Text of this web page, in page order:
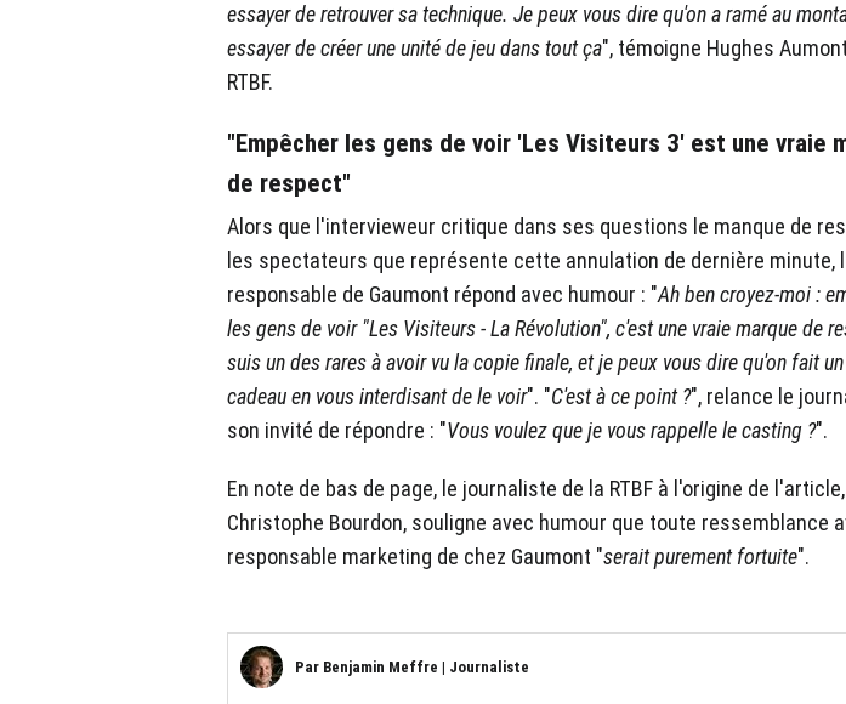
essayer de retrouver sa technique. Je peux vous dire qu'on a ramé au
essayer de créer une unité de jeu dans tout ça", témoigne Hughes
RTBF.
"Empêcher les gens de voir 'Les Visiteurs 3' est une vraie
de respect"
Alors que l'intervieweur critique dans ses questions le manque de
les spectateurs que représente cette annulation de dernière minute,
responsable de Gaumont répond avec humour : "Ah ben croyez-moi :
les gens de voir "Les Visiteurs - La Révolution", c'est une vraie marque de
suis un des rares à avoir vu la copie finale, et je peux vous dire qu'on fait
cadeau en vous interdisant de le voir". "C'est à ce point ?", relance le
son invité de répondre : "Vous voulez que je vous rappelle le casting ?".
En note de bas de page, le journaliste de la RTBF à l'origine de l'article,
Christophe Bourdon, souligne avec humour que toute ressemblance
responsable marketing de chez Gaumont "serait purement fortuite".
Par Benjamin Meffre | Journaliste